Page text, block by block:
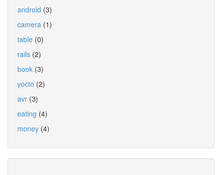
android (3)
camera (1)
table (0)
rails (2)
book (3)
yocto (2)
avr (3)
eating (4)
money (4)